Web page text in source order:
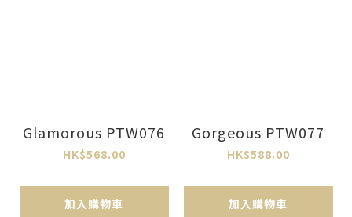
Glamorous PTW076
HK$568.00
加入購物車
Gorgeous PTW077
HK$588.00
加入購物車